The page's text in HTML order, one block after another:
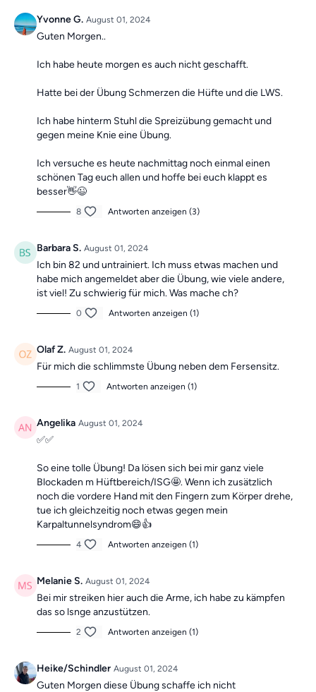
Yvonne G. August 01, 2024
Guten Morgen..
Ich habe heute morgen es auch nicht geschafft.
Hatte bei der Übung Schmerzen die Hüfte und die LWS.
Ich habe hinterm Stuhl die Spreizübung gemacht und
gegen meine Knie eine Übung.
Ich versuche es heute nachmittag noch einmal einen
schönen Tag euch allen und hoffe bei euch klappt es
besser👋😉
8 Antworten anzeigen (3)
Barbara S. August 01, 2024
Ich bin 82 und untrainiert. Ich muss etwas machen und
habe mich angemeldet aber die Übung, wie viele andere,
ist viel! Zu schwierig für mich. Was mache ch?
0 Antworten anzeigen (1)
Olaf Z. August 01, 2024
Für mich die schlimmste Übung neben dem Fersensitz.
1 Antworten anzeigen (1)
Angelika August 01, 2024
✅️✅️
So eine tolle Übung! Da lösen sich bei mir ganz viele
Blockaden m Hüftbereich/ISG🤩. Wenn ich zusätzlich
noch die vordere Hand mit den Fingern zum Körper drehe,
tue ich gleichzeitig noch etwas gegen mein
Karpaltunnelsyndrom😄👍
4 Antworten anzeigen (1)
Melanie S. August 01, 2024
Bei mir streiken hier auch die Arme, ich habe zu kämpfen
das so lsnge anzustützen.
2 Antworten anzeigen (1)
Heike/Schindler August 01, 2024
Guten Morgen diese Übung schaffe ich nicht